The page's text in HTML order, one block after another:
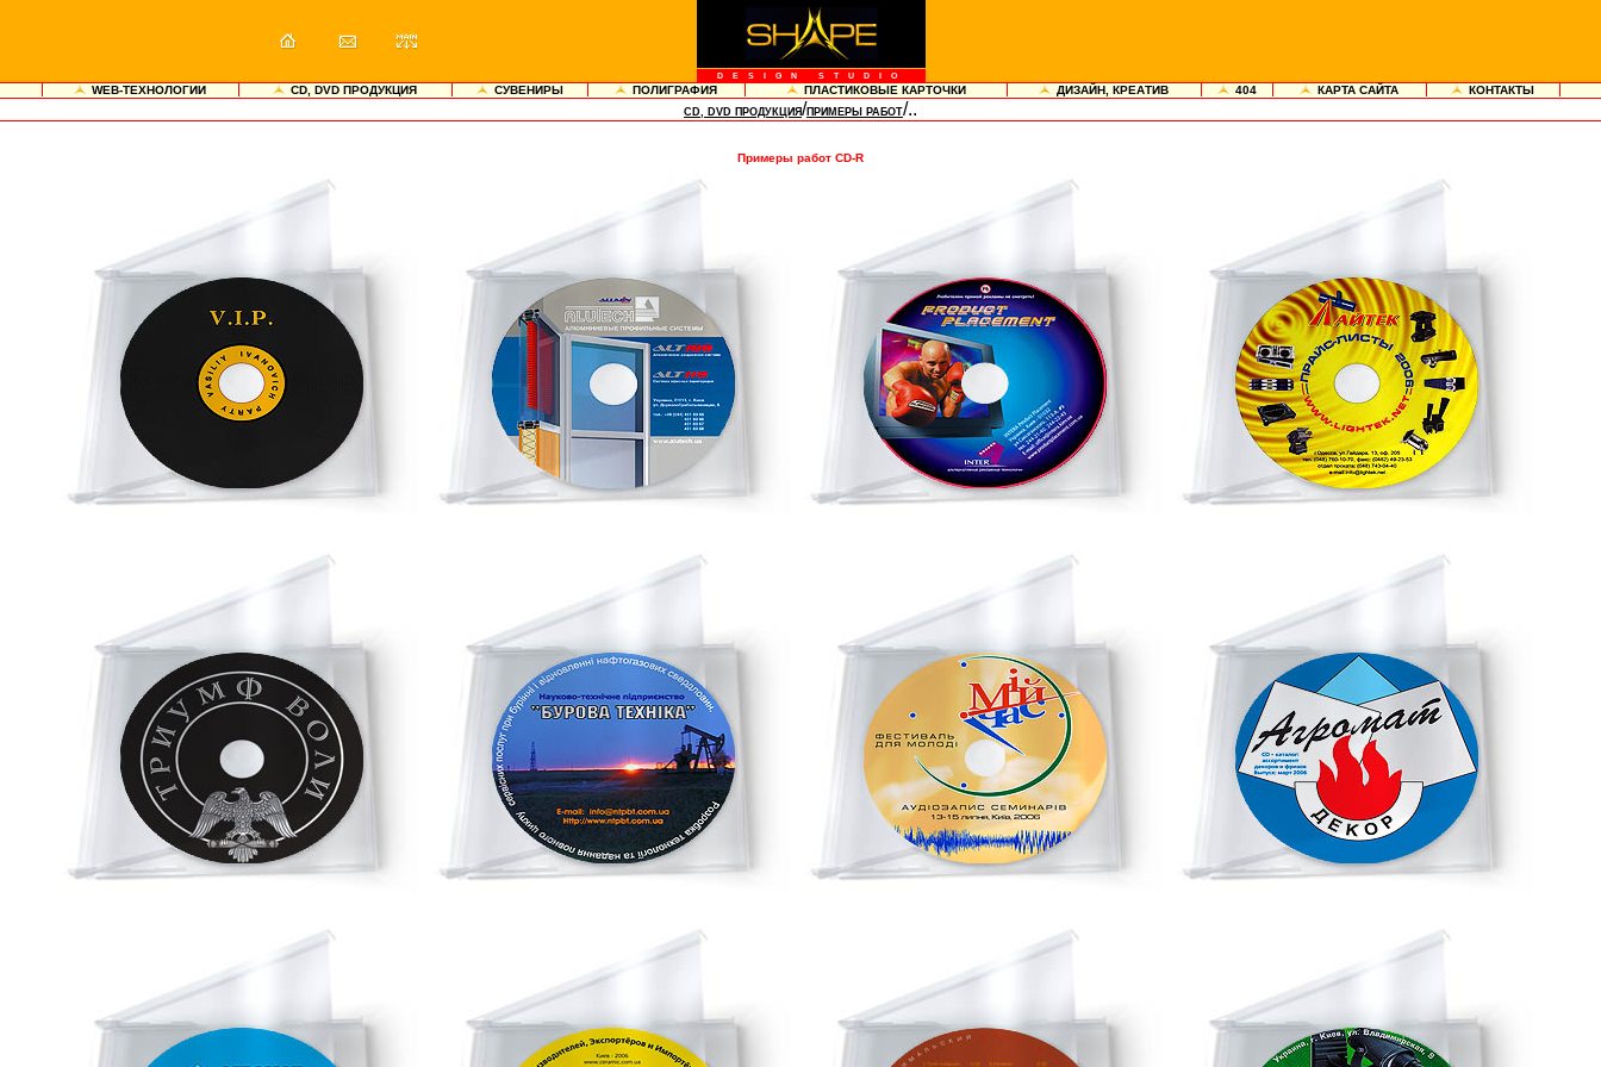
DESIGN STUDIO
WEB-ТЕХНОЛОГИИ CD, DVD ПРОДУКЦИЯ СУВЕНИРЫ ПОЛИГРАФИЯ ПЛАСТИКОВЫЕ КАРТОЧКИ ДИЗАЙН, КРЕАТИВ 404 КАРТА САЙТА КОНТАКТЫ
CD, DVD ПРОДУКЦИЯ/ПРИМЕРЫ РАБОТ/..
Примеры работ CD-R